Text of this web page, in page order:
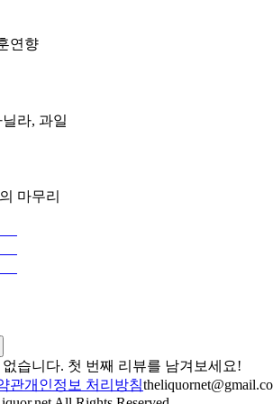
연향
라, 과일
마무리
습니다. 첫 번째 리뷰를 남겨보세요!
관개인정보 처리방침